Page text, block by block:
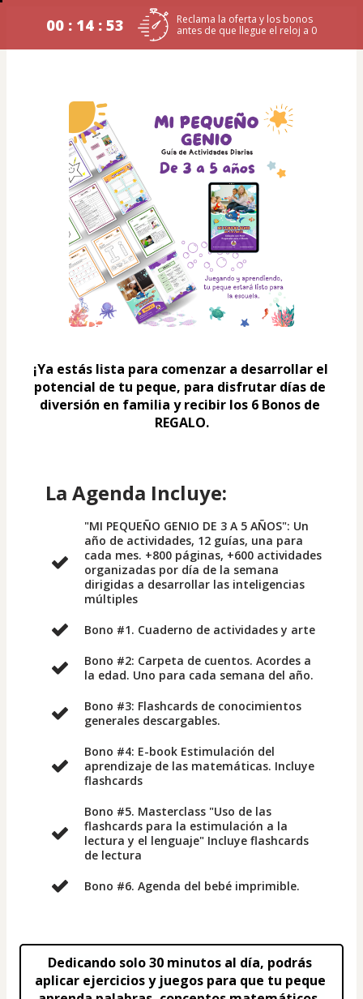
00 : 14 : 53
Reclama la oferta y los bonos
antes de que llegue el reloj a 0
¡Ya estás lista para comenzar a desarrollar el
potencial de tu peque, para disfrutar días de
diversión en familia y recibir los 6 Bonos de
REGALO.
La Agenda Incluye:
"MI PEQUEÑO GENIO DE 3 A 5 AÑOS": Un
año de actividades, 12 guías, una para
cada mes. +800 páginas, +600 actividades
organizadas por día de la semana
dirigidas a desarrollar las inteligencias
múltiples
Bono #1. Cuaderno de actividades y arte
Bono #2: Carpeta de cuentos. Acordes a
la edad. Uno para cada semana del año.
Bono #3: Flashcards de conocimientos
generales descargables.
Bono #4: E-book Estimulación del
aprendizaje de las matemáticas. Incluye
flashcards
Bono #5. Masterclass "Uso de las
flashcards para la estimulación a la
lectura y el lenguaje" Incluye flashcards
de lectura
Bono #6. Agenda del bebé imprimible.
Dedicando solo 30 minutos al día, podrás
aplicar ejercicios y juegos para que tu peque